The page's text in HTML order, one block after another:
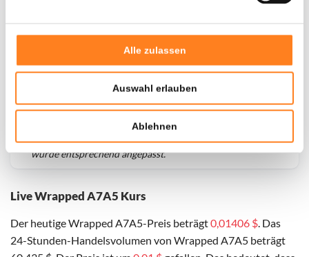
Alle zulassen
Auswahl erlauben
Ablehnen
Live Wrapped A7A5 Kurs
Der heutige Wrapped A7A5-Preis beträgt0,01406 $. Das
24-Stunden-Handelsvolumen von Wrapped A7A5 beträgt
haben wir historische Daten seit
10-2025, das hypothetische erste Investitionsdatum
wurde entsprechend angepasst.